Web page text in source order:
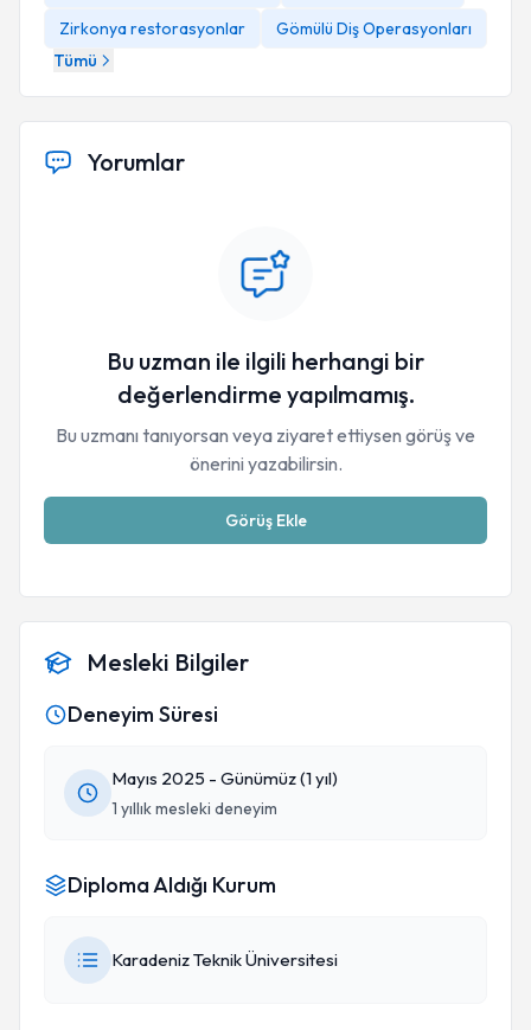
Zirkonya restorasyonlar
Gömülü Diş Operasyonları
Tümü
Yorumlar
Bu uzman ile ilgili herhangi bir
değerlendirme yapılmamış.
Bu uzmanı tanıyorsan veya ziyaret ettiysen görüş ve
önerini yazabilirsin.
Görüş Ekle
Mesleki Bilgiler
Deneyim Süresi
Mayıs 2025 - Günümüz (1 yıl)
1 yıllık mesleki deneyim
Diploma Aldığı Kurum
Karadeniz Teknik Üniversitesi